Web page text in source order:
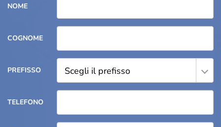
NOME
COGNOME
PREFISSO Scegli il prefisso
TELEFONO